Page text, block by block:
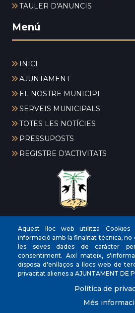
TAULER D'ANUNCIS
Menú
INICI
AJUNTAMENT
EL NOSTRE MUNICIPI
SERVEIS MUNICIPALS
TOTES LES NOTÍCIES
PRESSUPOSTS
REGISTRE D'ACTIVITATS
CIF
‎P0704300C
Direccions
Plaça de la Vila, 17
Telèfon (+34) 971 647221
Fax
(+34) 971 168265
Aquest lloc web utilitza Cookies
informació amb la finalitat tècnica, no
les seves dades de caràcter
consentiment. Així mateix,
disposa d'enllaços a llocs web de
privacitat alienes a AJUNTAMENT DE
Política de
Més